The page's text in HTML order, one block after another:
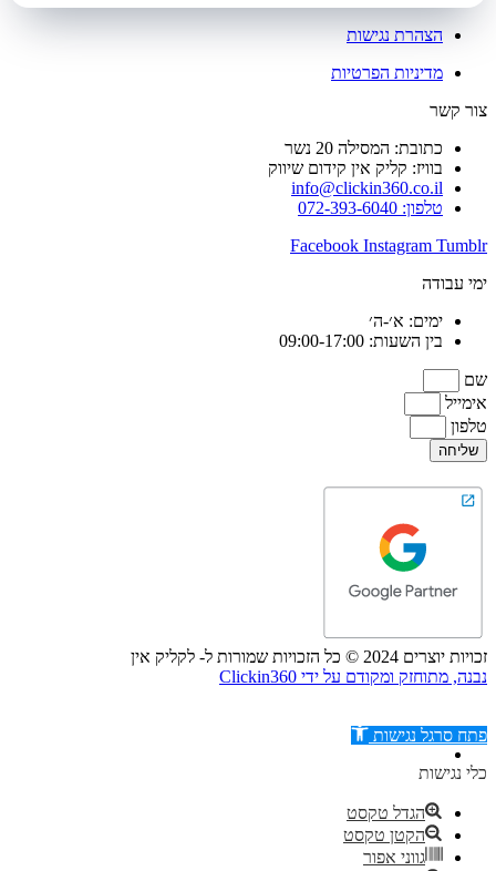
הצהרת נגישות
מדיניות הפרטיות
צור קשר
כתובת: המסילה 20 נשר
בוויז: קליק אין קידום שיווק
info@clickin360.co.il
טלפון: 072-393-6040
Facebook Instagram Tumblr
ימי עבודה
ימים: א׳-ה׳
בין השעות: 09:00-17:00
שם
אימייל
טלפון
שליחה
זכויות יוצרים 2024 © כל הזכויות שמורות ל- לקליק אין
נבנה, מתוחזק ומקודם על ידי Clickin360
דילוג לתוכן
פתח סרגל נגישות
כלי נגישות
הגדל טקסט
הקטן טקסט
גווני אפור